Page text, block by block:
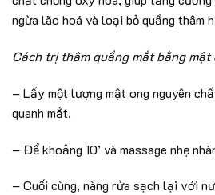
ngừa lão hoá và loại bỏ quầng thâm
Cách trị thâm quầng mắt bằng mật
– Lấy một lượng mật ong nguyên
quanh mắt.
– Để khoảng 10’ và massage nhẹ
– Cuối cùng, nàng rửa sạch lại với